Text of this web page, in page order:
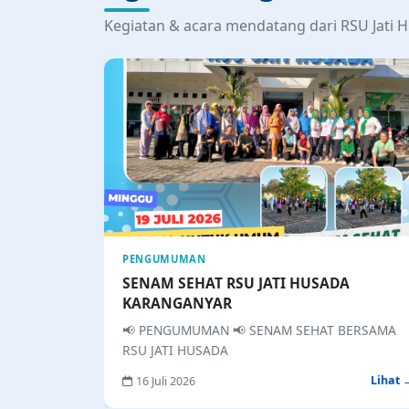
PENGUMUMAN
SENAM SEHAT RSU JATI HUSADA
KARANGANYAR
📢 PENGUMUMAN 📢 SENAM SEHAT BERSAMA
RSU JATI HUSADA
16 Juli 2026 Lihat